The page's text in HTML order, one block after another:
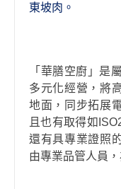
東坡肉。
「華膳空廚」是
多元化經營，將
地面，同步拓展
且也有取得如
還有具專業證照
由專業品管人員